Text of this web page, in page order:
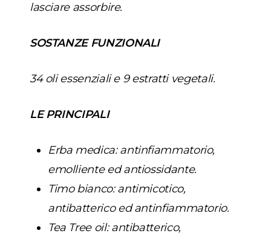
lasciare assorbire.
SOSTANZE FUNZIONALI
34 oli essenziali e 9 estratti vegetali.
LE PRINCIPALI
Erba medica: antinfiammatorio,
emolliente ed antiossidante.
Timo bianco: antimicotico,
antibatterico ed antinfiammatorio.
Tea Tree oil: antibatterico,